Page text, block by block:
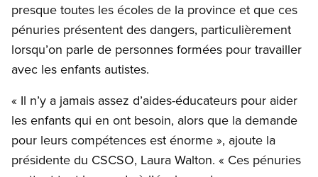
presque toutes les écoles de la province et que ces
pénuries présentent des dangers, particulièrement
lorsqu’on parle de personnes formées pour travailler
avec les enfants autistes.
« Il n’y a jamais assez d’aides-éducateurs pour aider
les enfants qui en ont besoin, alors que la demande
pour leurs compétences est énorme », ajoute la
présidente du CSCSO, Laura Walton. « Ces pénuries